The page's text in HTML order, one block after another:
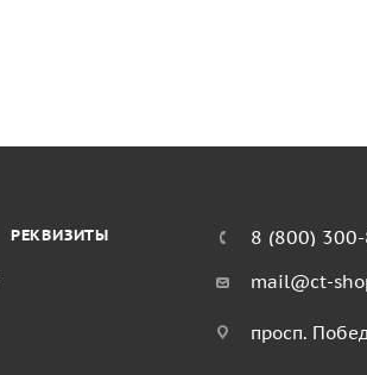
РЕКВИЗИТЫ 8 (800)
mail@ct-
просп.